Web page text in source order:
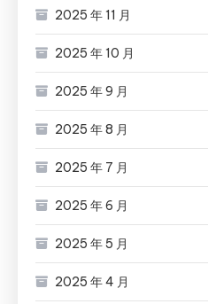
2025 年 11 月
2025 年 10 月
2025 年 9 月
2025 年 8 月
2025 年 7 月
2025 年 6 月
2025 年 5 月
2025 年 4 月